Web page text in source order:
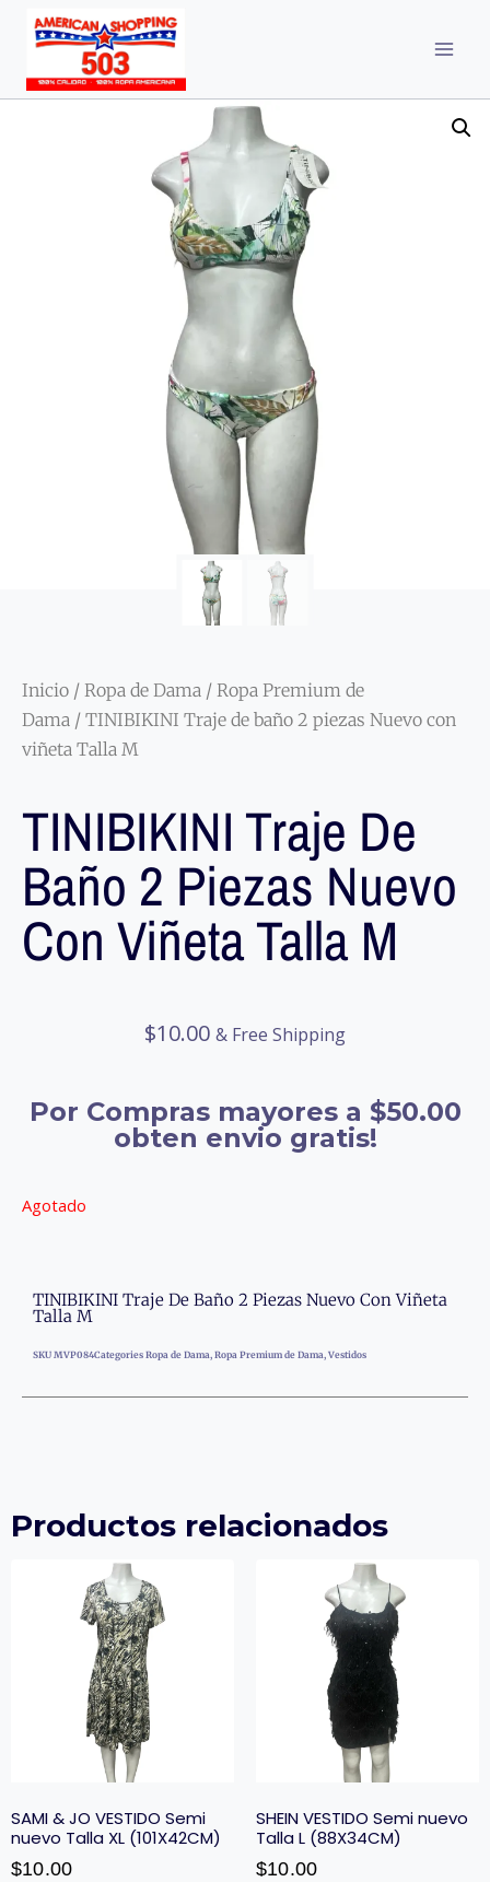
Inicio / Ropa de Dama / Ropa Premium de
Dama / TINIBIKINI Traje de baño 2 piezas Nuevo con
viñeta Talla M
TINIBIKINI Traje De
Baño 2 Piezas Nuevo
Con Viñeta Talla M
$10.00 & Free Shipping
Por Compras mayores a $50.00
obten envio gratis!
Agotado
TINIBIKINI Traje De Baño 2 Piezas Nuevo Con Viñeta
Talla M
SKU MVP084Categories Ropa de Dama, Ropa Premium de Dama, Vestidos
Productos relacionados
SAMI & JO VESTIDO Semi
nuevo Talla XL (101X42CM)
$10.00
SHEIN VESTIDO Semi nuevo
Talla L (88X34CM)
$10.00